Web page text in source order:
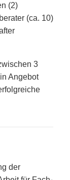
(2)
(ca. 10)
3
Angebot
der